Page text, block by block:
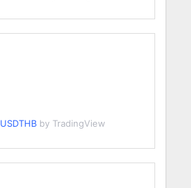
USDTHB by TradingView